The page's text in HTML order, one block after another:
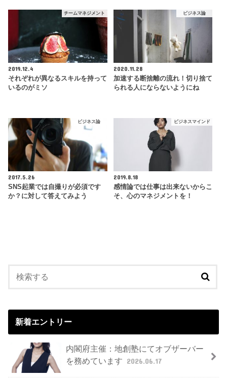
チームマネジメント
2019.12.4
それぞれが異なるスキルを持って
いるのがミソ
ビジネス論
2020.11.28
加速する断捨離の流れ！切り捨て
られる人にならないようにね
ビジネス論
2017.5.26
SNS起業では自撮りが必須です
か？に対して答えてみよう
ビジネスマインド
2019.8.18
感情論では仕事は出来ないからこ
そ、心のマネジメントを！
新着エントリー
内閣府主催：地創塾にてオブザーバー
を務めています 2026.06.17